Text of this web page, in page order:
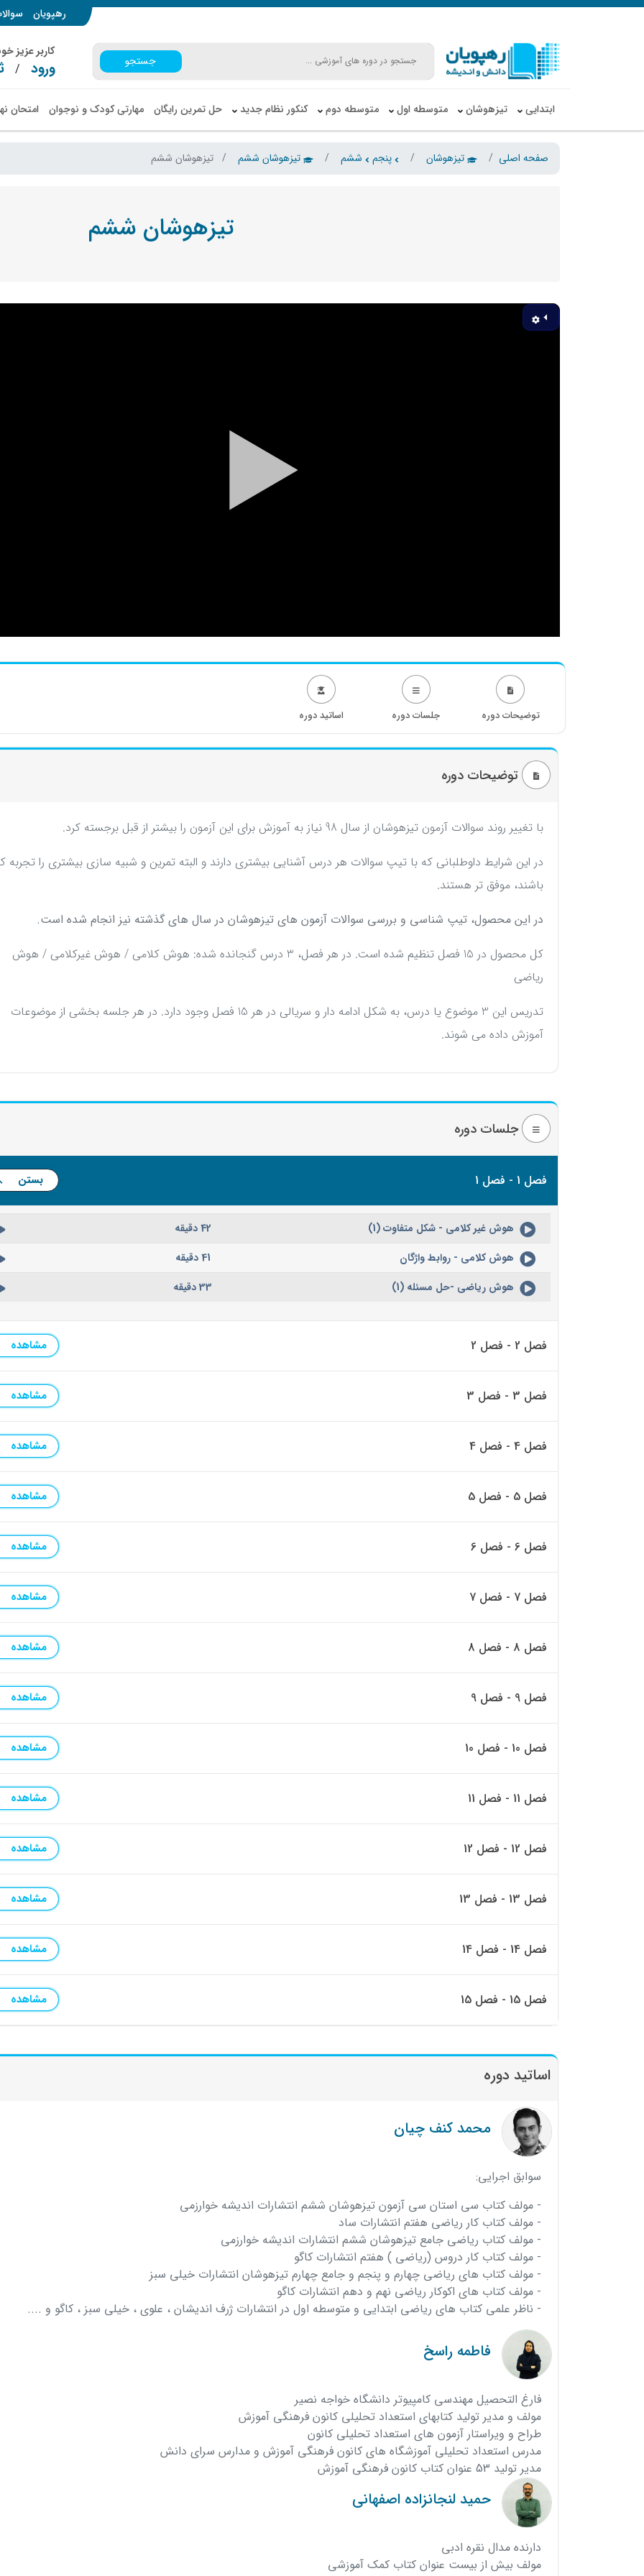
رهپویان
جستجو
کاربر عزیز
ورود /
ابتدایی تیزهوشان متوسطه اول متوسطه دوم کنکور نظام جدید حل تمرین رایگان مهارتی کودک و نوجوان امتحان
صفحه اصلی تیزهوشان پنجم ششم تیزهوشان ششم تیزهوشان ششم
تیزهوشان ششم
توضیحات دوره جلسات دوره اساتید دوره
توضیحات دوره
با تغییر روند سوالات آزمون تیزهوشان از سال 98 نیاز به آموزش برای این آزمون را بیشتر از قبل برجسته کرد.
در این شرایط داوطلبانی که با تیپ سوالات هر درس آشنایی بیشتری دارند و البته تمرین و شبیه سازی بیشتری را تجربه
باشند، موفق تر هستند.
در این محصول، تیپ شناسی و بررسی سوالات آزمون های تیزهوشان در سال های گذشته نیز انجام شده است.
کل محصول در 15 فصل تنظیم شده است. در هر فصل، 3 درس گنجانده شده: هوش کلامی / هوش غیرکلامی / هوش
ریاضی
تدریس این 3 موضوع یا درس، به شکل ادامه دار و سریالی در هر 15 فصل وجود دارد. در هر جلسه بخشی از موضوعات
آموزش داده می شوند.
جلسات دوره
فصل 1 - فصل 1 بستن
هوش غیر کلامی - شکل متفاوت (1)
42 دقیقه
هوش کلامی - روابط واژگان
41 دقیقه
هوش ریاضی -حل مسئله (1)
33 دقیقه
فصل 2 - فصل 2 مشاهده
فصل 3 - فصل 3 مشاهده
فصل 4 - فصل 4 مشاهده
فصل 5 - فصل 5 مشاهده
فصل 6 - فصل 6 مشاهده
فصل 7 - فصل 7 مشاهده
فصل 8 - فصل 8 مشاهده
فصل 9 - فصل 9 مشاهده
فصل 10 - فصل 10 مشاهده
فصل 11 - فصل 11 مشاهده
فصل 12 - فصل 12 مشاهده
فصل 13 - فصل 13 مشاهده
فصل 14 - فصل 14 مشاهده
فصل 15 - فصل 15 مشاهده
اساتید دوره
محمد کنف چیان
سوابق اجرایی:
- مولف کتاب سی استان سی آزمون تیزهوشان ششم انتشارات اندیشه خوارزمی
- مولف کتاب کار ریاضی هفتم انتشارات ساد
- مولف کتاب ریاضی جامع تیزهوشان ششم انتشارات اندیشه خوارزمی
- مولف کتاب کار دروس (ریاضی ) هفتم انتشارات کاگو
- مولف کتاب های ریاضی چهارم و پنجم و جامع چهارم تیزهوشان انتشارات خیلی سبز
- مولف کتاب های اکوکار ریاضی نهم و دهم انتشارات کاگو
- ناظر علمی کتاب های ریاضی ابتدایی و متوسطه اول در انتشارات ژرف اندیشان ، علوی ، خیلی سبز ، کاگو و ....
فاطمه راسخ
فارغ التحصیل مهندسی کامپیوتر دانشگاه خواجه نصیر
مولف و مدیر تولید کتابهای استعداد تحلیلی کانون فرهنگی آموزش
طراح و ویراستار آزمون های استعداد تحلیلی کانون
مدرس استعداد تحلیلی آموزشگاه های کانون فرهنگی آموزش و مدارس سرای دانش
مدیر تولید 53 عنوان کتاب کانون فرهنگی آموزش
حمید لنجانزاده اصفهانی
دارنده مدال نقره ادبی
مولف بیش از بیست عنوان کتاب کمک آموزشی